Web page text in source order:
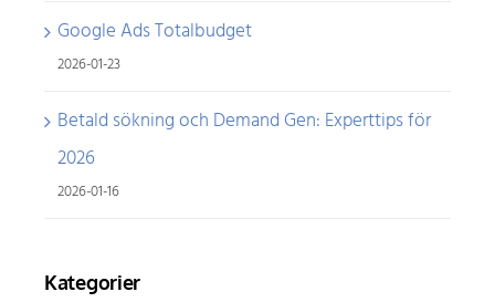
Google Ads Totalbudget
2026-01-23
Betald sökning och Demand Gen: Experttips för
2026
2026-01-16
Kategorier